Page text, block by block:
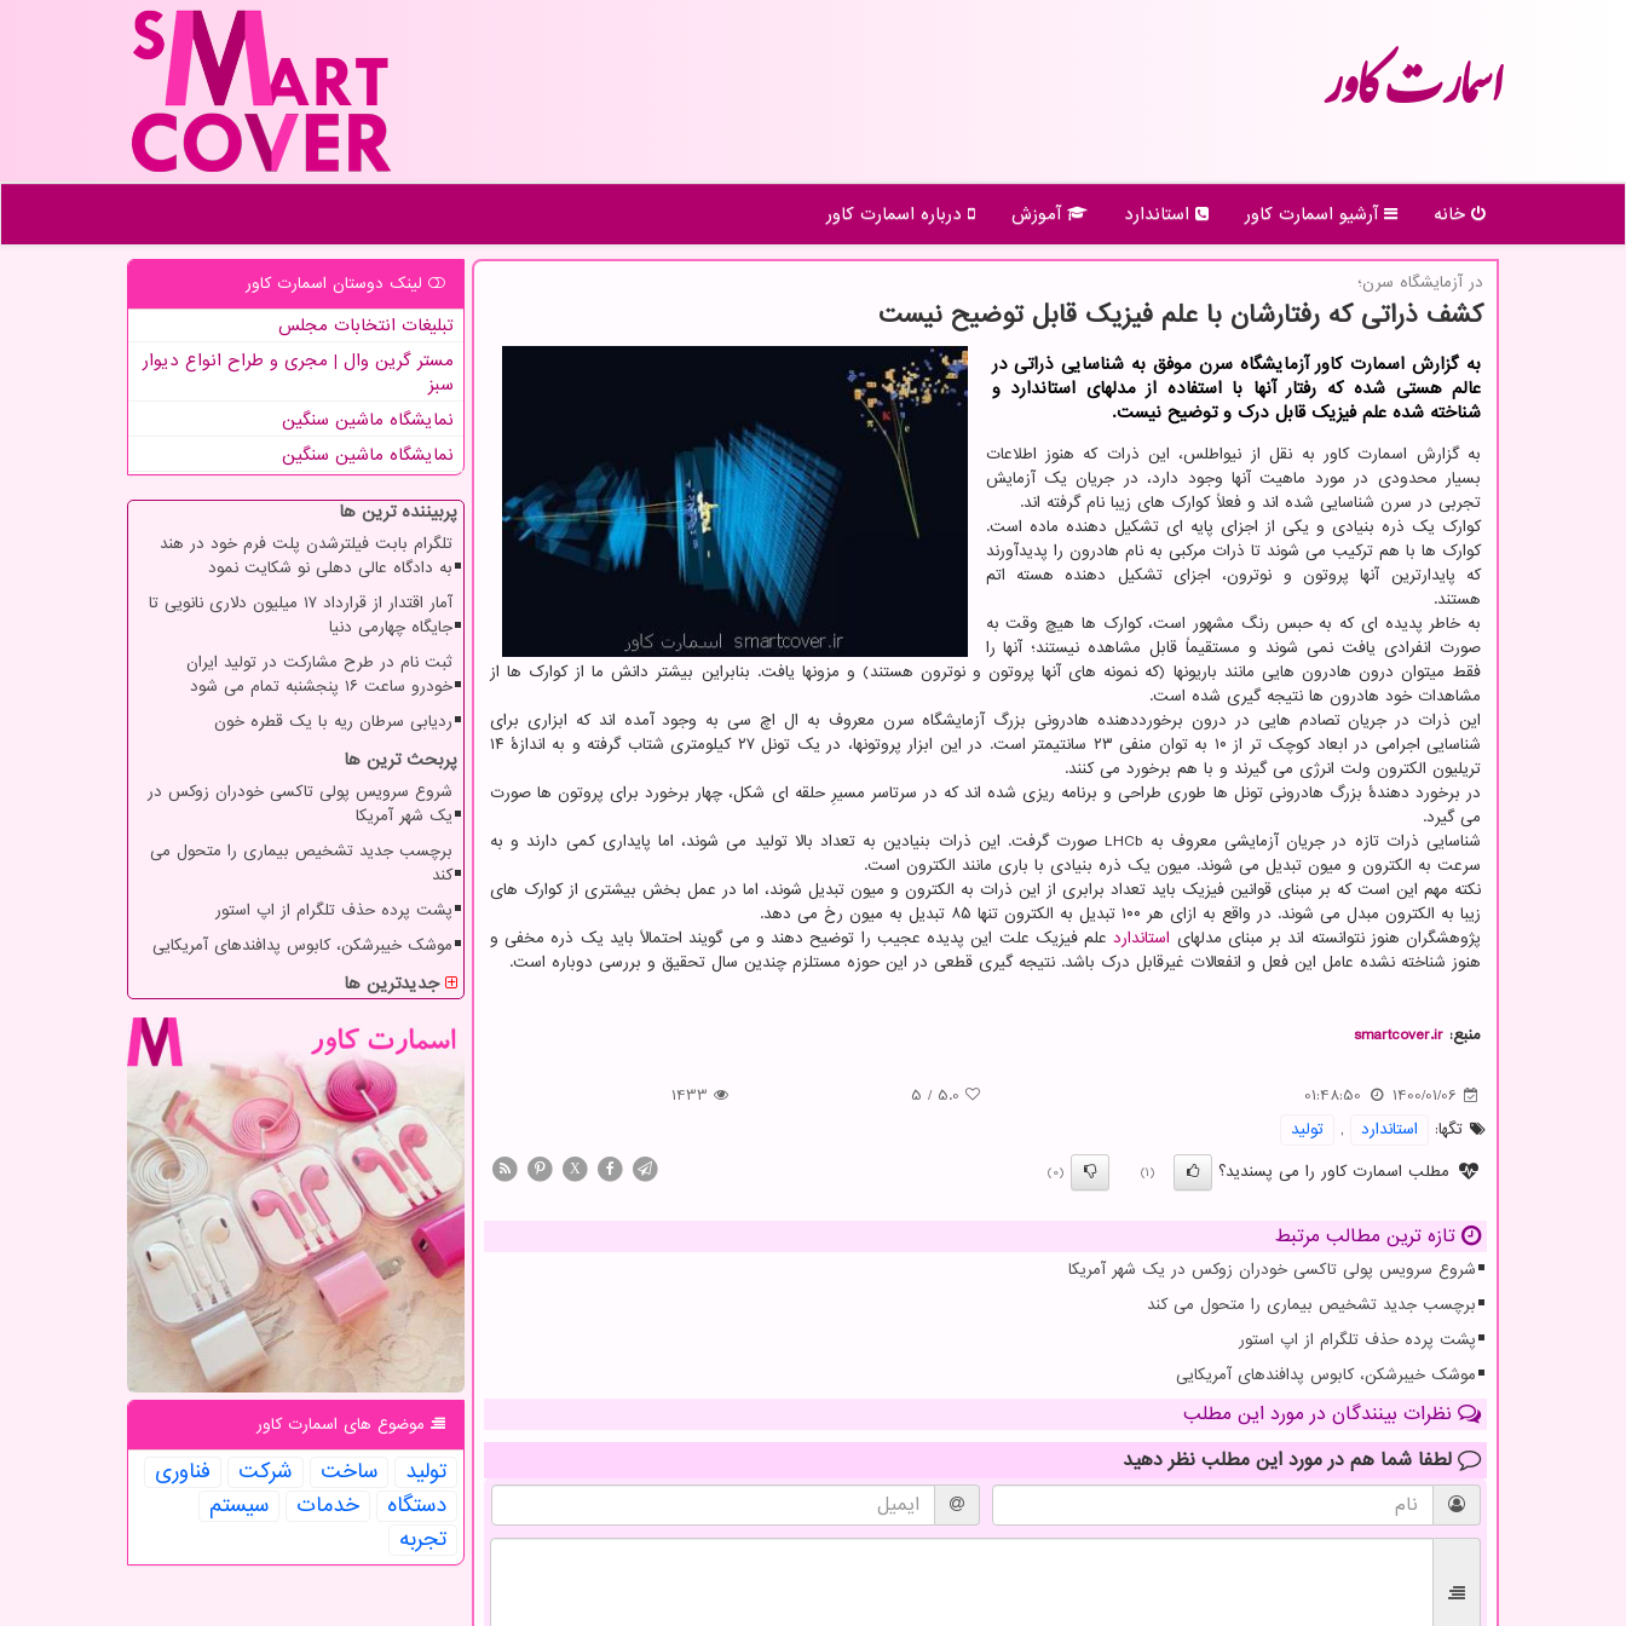
اسمارت كاور
خانه آرشیو اسمارت كاور استاندارد آموزش درباره اسمارت كاور
در آزمایشگاه سرن؛
كشف ذراتی كه رفتارشان با علم فیزیك قابل توضیح نیست
به گزارش اسمارت کاور آزمایشگاه سرن موفق به شناسایی ذراتی در
عالم هستی شده که رفتار آنها با استفاده از مدلهای استاندارد و
شناخته شده علم فیزیک قابل درک و توضیح نیست.
به گزارش اسمارت کاور به نقل از نیواطلس، این ذرات که هنوز اطلاعات
بسیار محدودی در مورد ماهیت آنها وجود دارد، در جریان یک آزمایش
تجربی در سرن شناسایی شده اند و فعلاً کوارک های زیبا نام گرفته اند.
کوارک یک ذره بنیادی و یکی از اجزای پایه ای تشکیل دهنده ماده است.
کوارک ها با هم ترکیب می شوند تا ذرات مرکبی به نام هادرون را پدیدآورند
که پایدارترین آنها پروتون و نوترون، اجزای تشکیل دهنده هسته اتم
هستند.
به خاطر پدیده ای که به حبس رنگ مشهور است، کوارک ها هیچ وقت به
صورت انفرادی یافت نمی شوند و مستقیماً قابل مشاهده نیستند؛ آنها را
فقط میتوان درون هادرون هایی مانند باریونها (که نمونه های آنها پروتون و نوترون هستند) و مزونها یافت. بنابراین بیشتر دانش ما از کوارک ها از
مشاهدات خود هادرون ها نتیجه گیری شده است.
این ذرات در جریان تصادم هایی در درون برخورددهنده هادرونی بزرگ آزمایشگاه سرن معروف به ال اچ سی به وجود آمده اند که ابزاری برای
شناسایی اجرامی در ابعاد کوچک تر از ۱۰ به توان منفی ۲۳ سانتیمتر است. در این ابزار پروتونها، در یک تونل ۲۷ کیلومتری شتاب گرفته و به اندازهٔ ۱۴
تریلیون الکترون ولت انرژی می گیرند و با هم برخورد می کنند.
در برخورد دهندهٔ بزرگ هادرونی تونل ها طوری طراحی و برنامه ریزی شده اند که در سرتاسر مسیرِ حلقه ای شکل، چهار برخورد برای پروتون ها صورت
می گیرد.
شناسایی ذرات تازه در جریان آزمایشی معروف به LHCb صورت گرفت. این ذرات بنیادین به تعداد بالا تولید می شوند، اما پایداری کمی دارند و به
سرعت به الکترون و میون تبدیل می شوند. میون یک ذره بنیادی با باری مانند الکترون است.
نکته مهم این است که بر مبنای قوانین فیزیک باید تعداد برابری از این ذرات به الکترون و میون تبدیل شوند، اما در عمل بخش بیشتری از کوارک های
زیبا به الکترون مبدل می شوند. در واقع به ازای هر ۱۰۰ تبدیل به الکترون تنها ۸۵ تبدیل به میون رخ می دهد.
پژوهشگران هنوز نتوانسته اند بر مبنای مدلهای استانداردعلم فیزیک علت این پدیده عجیب را توضیح دهند و می گویند احتمالاً باید یک ذره مخفی و
هنوز شناخته نشده عامل این فعل و انفعالات غیرقابل درک باشد. نتیجه گیری قطعی در این حوزه مستلزم چندین سال تحقیق و بررسی دوباره است.
منبع: smartcover.ir
1400/01/06
01:48:50
5.0
/
5
1433
تگها:
استاندارد ,
تولید
مطلب اسمارت کاور را می پسندید؟
(1)
(0)
X
تازه ترین مطالب مرتبط
شروع سرویس پولی تاکسی خودران زوکس در یک شهر آمریکا
برچسب جدید تشخیص بیماری را متحول می کند
پشت پرده حذف تلگرام از اپ استور
موشک خیبرشکن، کابوس پدافندهای آمریکایی
نظرات بینندگان در مورد این مطلب
لطفا شما هم در مورد این مطلب نظر دهید
لینک دوستان اسمارت كاور
تبلیغات انتخابات مجلس
مستر گرین وال | مجری و طراح انواع دیوار
سبز
نمایشگاه ماشین سنگین
نمایشگاه ماشین سنگین
پربیننده ترین ها
تلگرام بابت فیلترشدن پلت فرم خود در هند
به دادگاه عالی دهلی نو شکایت نمود
آمار اقتدار از قرارداد ۱۷ میلیون دلاری نانویی تا
جایگاه چهارمی دنیا
ثبت نام در طرح مشارکت در تولید ایران
خودرو ساعت ۱۶ پنجشنبه تمام می شود
ردیابی سرطان ریه با یک قطره خون
پربحث ترین ها
شروع سرویس پولی تاکسی خودران زوکس در
یک شهر آمریکا
برچسب جدید تشخیص بیماری را متحول می
کند
پشت پرده حذف تلگرام از اپ استور
موشک خیبرشکن، کابوس پدافندهای آمریکایی
جدیدترین ها
موضوع های اسمارت كاور
تولید ساخت شركت
فناوری
دستگاه
خدمات
سیستم
تجربه